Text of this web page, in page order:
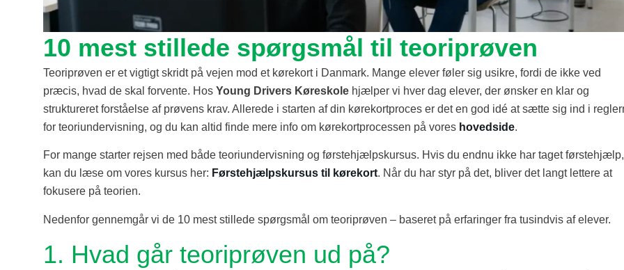
10 mest stillede spørgsmål til teoriprøven
Teoriprøven er et vigtigt skridt på vejen mod et kørekort i Danmark. Mange elever føler sig usikre, fordi de ikke ved
præcis, hvad de skal forvente. Hos Young Drivers Køreskole hjælper vi hver dag elever, der ønsker en klar og
struktureret forståelse af prøvens krav. Allerede i starten af din kørekortproces er det en god idé at sætte sig ind i
for teoriundervisning, og du kan altid finde mere info om kørekortprocessen på vores hovedside.
For mange starter rejsen med både teoriundervisning og førstehjælpskursus. Hvis du endnu ikke har taget førstehjælp,
kan du læse om vores kursus her: Førstehjælpskursus til kørekort. Når du har styr på det, bliver det langt lettere at
fokusere på teorien.
Nedenfor gennemgår vi de 10 mest stillede spørgsmål om teoriprøven – baseret på erfaringer fra tusindvis af elever.
1. Hvad går teoriprøven ud på?